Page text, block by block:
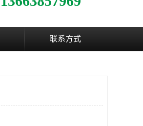
联系方式